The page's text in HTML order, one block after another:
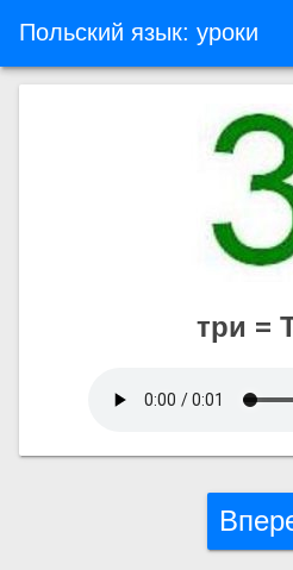
Польский язык: уроки
три =
Угадай слово
Собери слово